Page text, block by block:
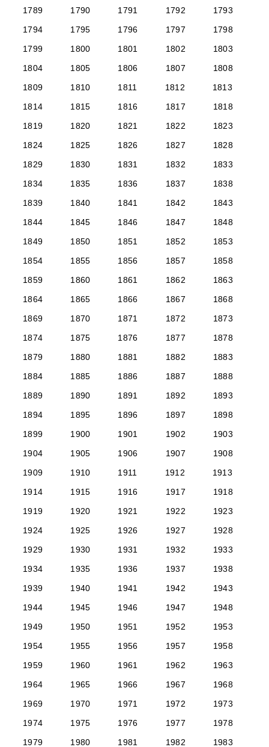
1789
1790 1791 1792
1793
1794
1795 1796 1797
1798
1799
1800 1801 1802
1803
1804
1805 1806 1807
1808
1809
1810 1811 1812
1813
1814
1815 1816 1817
1818
1819
1820 1821 1822
1823
1824
1825 1826 1827
1828
1829
1830 1831 1832
1833
1834
1835 1836 1837
1838
1839
1840 1841 1842
1843
1844
1845 1846 1847
1848
1849
1850 1851 1852
1853
1854
1855 1856 1857
1858
1859
1860 1861 1862
1863
1864
1865 1866 1867
1868
1869
1870 1871 1872
1873
1874
1875 1876 1877
1878
1879
1880 1881 1882
1883
1884
1885 1886 1887
1888
1889
1890 1891 1892
1893
1894
1895 1896 1897
1898
1899
1900 1901 1902
1903
1904
1905 1906 1907
1908
1909
1910 1911 1912
1913
1914
1915 1916 1917
1918
1919
1920 1921 1922
1923
1924
1925 1926 1927
1928
1929
1930 1931 1932
1933
1934
1935 1936 1937
1938
1939
1940 1941 1942
1943
1944
1945 1946 1947
1948
1949
1950 1951 1952
1953
1954
1955 1956 1957
1958
1959
1960 1961 1962
1963
1964
1965 1966 1967
1968
1969
1970 1971 1972
1973
1974
1975 1976 1977
1978
1979
1980 1981 1982 1983